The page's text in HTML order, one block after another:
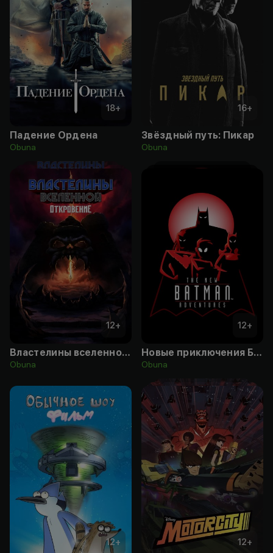
18+
Падение Ордена
Obuna
16+
Звёздный путь: Пикар
Obuna
12+
Властелины вселенной: Откровение
Obuna
12+
Новые приключения Бэтмена
Obuna
12+ 12+